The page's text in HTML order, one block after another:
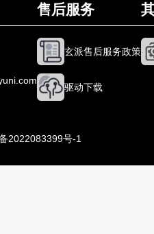
售后服务
玄派售后服务政策
驱动下载
2022083399号-1